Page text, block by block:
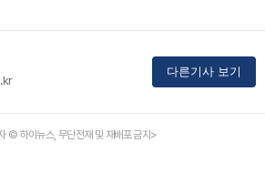
다른기사 보기
© 하이뉴스, 무단전재 및 재배포 금지>